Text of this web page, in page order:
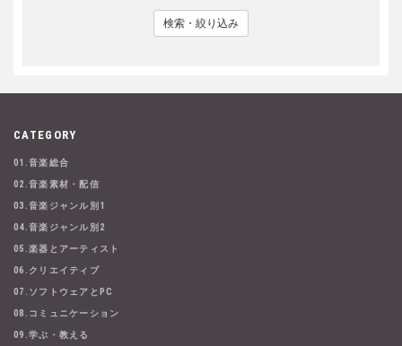
検索・絞り込み
CATEGORY
01.音楽総合
02.音楽素材・配信
03.音楽ジャンル別1
04.音楽ジャンル別2
05.楽器とアーティスト
06.クリエイティブ
07.ソフトウェアとPC
08.コミュニケーション
09.学ぶ・教える